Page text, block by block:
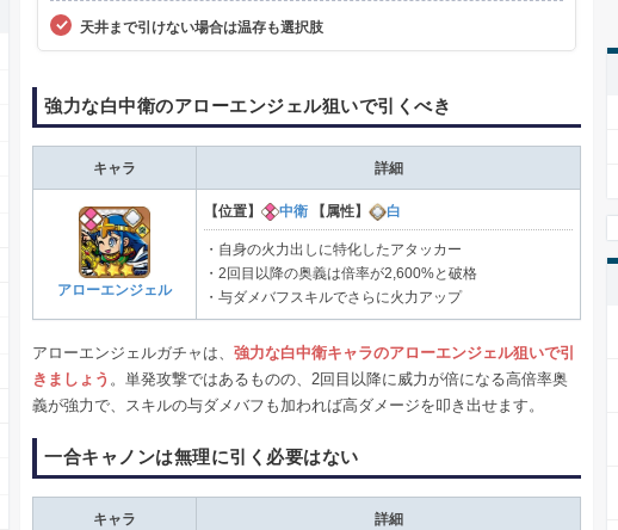
天井まで引けない場合は温存も選択肢
強力な白中衛のアローエンジェル狙いで引くべき
キャラ 詳細
アローエンジェル
【位置】 中衛 【属性】 白
・自身の火力出しに特化したアタッカー
・2回目以降の奥義は倍率が2,600%と破格
・与ダメバフスキルでさらに火力アップ
アローエンジェルガチャは、 強力な白中衛キャラのアローエンジェル狙いで引
きましょう 。単発攻撃ではあるものの、2回目以降に威力が倍になる高倍率奥
義が強力で、スキルの与ダメバフも加われば高ダメージを叩き出せます。
一合キャノンは無理に引く必要はない
キャラ 詳細